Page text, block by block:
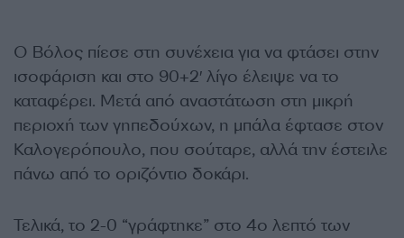
Ο Βόλος πίεσε στη συνέχεια για να φτάσει στην
ισοφάριση και στο 90+2′ λίγο έλειψε να το
καταφέρει. Μετά από αναστάτωση στη μικρή
περιοχή των γηπεδούχων, η μπάλα έφτασε στον
Καλογερόπουλο, που σούταρε, αλλά την έστειλε
πάνω από το οριζόντιο δοκάρι.
Τελικά, το 2-0 “γράφτηκε” στο 4ο λεπτό των